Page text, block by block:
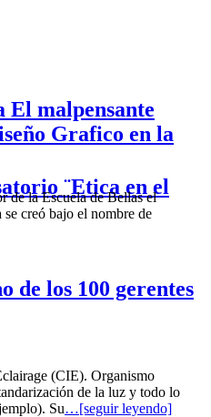
El malpensante
¨Etica en el
de los 100 gerentes
Grafico en la
de la Escuela de Bellas el
creó bajo el nombre de
(CIE). Organismo
de la luz y todo lo
Su…[seguir leyendo]